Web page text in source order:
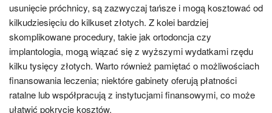
usunięcie próchnicy, są zazwyczaj tańsze i mogą kosztować od
kilkudziesięciu do kilkuset złotych. Z kolei bardziej
skomplikowane procedury, takie jak ortodoncja czy
implantologia, mogą wiązać się z wyższymi wydatkami rzędu
kilku tysięcy złotych. Warto również pamiętać o możliwościach
finansowania leczenia; niektóre gabinety oferują płatności
ratalne lub współpracują z instytucjami finansowymi, co może
ułatwić pokrycie kosztów.